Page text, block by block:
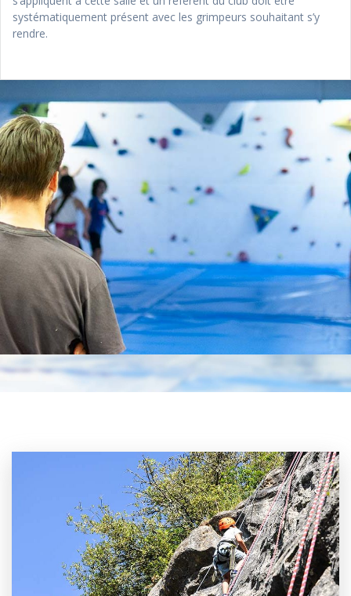
systématiquement présent avec les grimpeurs souhaitant s’y
rendre.